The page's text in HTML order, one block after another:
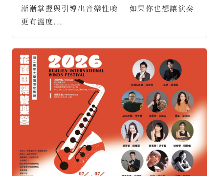
漸漸掌握與引導出音樂性唷 ⠀ 如果你也想讓演奏
更有溫度...